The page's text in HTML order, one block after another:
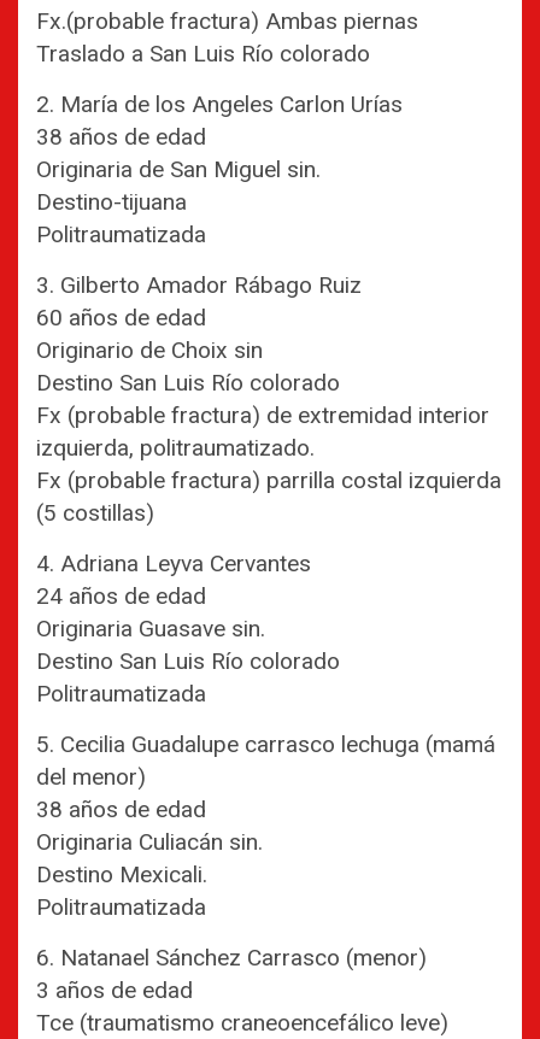
Fx.(probable fractura) Ambas piernas
Traslado a San Luis Río colorado
2. María de los Angeles Carlon Urías
38 años de edad
Originaria de San Miguel sin.
Destino-tijuana
Politraumatizada
3. Gilberto Amador Rábago Ruiz
60 años de edad
Originario de Choix sin
Destino San Luis Río colorado
Fx (probable fractura) de extremidad interior
izquierda, politraumatizado.
Fx (probable fractura) parrilla costal izquierda
(5 costillas)
4. Adriana Leyva Cervantes
24 años de edad
Originaria Guasave sin.
Destino San Luis Río colorado
Politraumatizada
5. Cecilia Guadalupe carrasco lechuga (mamá
del menor)
38 años de edad
Originaria Culiacán sin.
Destino Mexicali.
Politraumatizada
6. Natanael Sánchez Carrasco (menor)
3 años de edad
Tce (traumatismo craneoencefálico leve)